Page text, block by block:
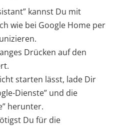
kannst Du mit
wie bei Google Home per
Drücken auf den
starten lässt, lade Dir
Dienste” und die
herunter.
Du für die